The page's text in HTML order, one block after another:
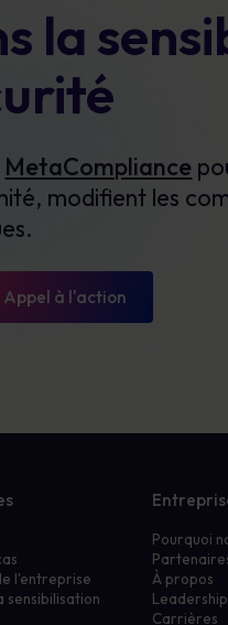
la
MetaCompliance
modifient les
Appel à l'action
l'entreprise
sensibilisation
Pourquoi
À propos
Leadership
Carrières